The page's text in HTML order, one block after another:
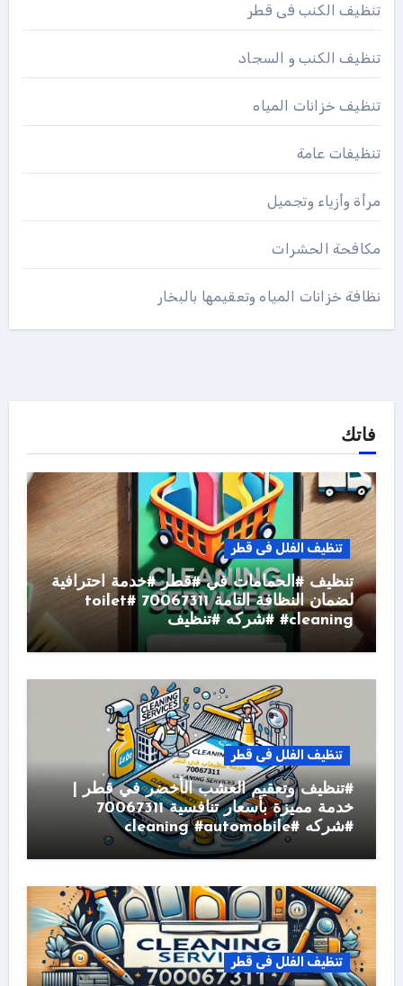
تنظيف الكنب فى قطر
تنظيف الكنب و السجاد
تنظيف خزانات المياه
تنظيفات عامة
مرأة وأزياء وتجميل
مكافحة الحشرات
نظافة خزانات المياه وتعقيمها بالبخار
فاتك
تنظيف الفلل فى قطر
تنظيف #الحمامات في #قطر #خدمة احترافية
لضمان النظافة التامة 70067311 #toilet
#cleaning #شركه #تنظيف
تنظيف الفلل فى قطر
#تنظيف وتعقيم العشب الأخضر في قطر |
خدمة مميزة بأسعار تنافسية 70067311
#شركه #cleaning #automobile
تنظيف الفلل فى قطر